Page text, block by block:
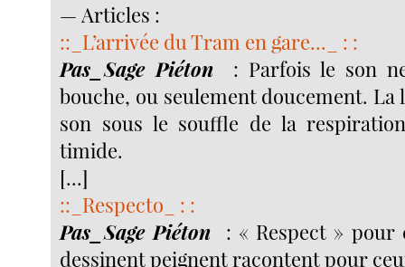
— Articles :
::_L’arrivée du Tram en gare..._ : :
Pas_Sage Piéton
: Parfois le son
bouche, ou seulement doucement. La
son sous le souffle de la
timide.
[...]
::_Respecto_ : :
Pas_Sage Piéton : « Respect »
dessinent peignent racontent pour